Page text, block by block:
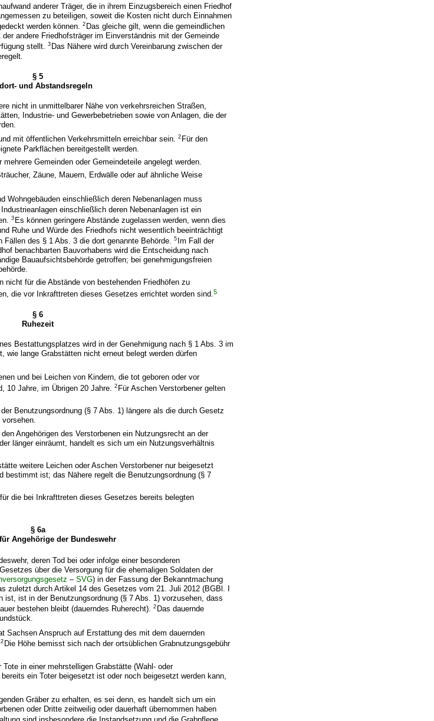
anderer Träger, die in ihrem Einzugsbereich einen Friedhof
zu beteiligen, soweit die Kosten nicht durch Einnahmen
werden können.2 Das gleiche gilt, wenn die gemeindlichen
andere Friedhofsträger im Einverständnis mit der Gemeinde
stellt.3 Das Nähere wird durch Vereinbarung zwischen der
§ 5
und Abstandsregeln
nicht in unmittelbarer Nähe von verkehrsreichen Straßen,
Industrie- und Gewerbebetrieben sowie von Anlagen, die der
mit öffentlichen Verkehrsmitteln erreichbar sein.2 Für den
Parkflächen bereitgestellt werden.
Gemeinden oder Gemeindeteile angelegt werden.
Zäune, Mauern, Erdwälle oder auf ähnliche Weise
Wohngebäuden einschließlich deren Nebenanlagen muss
einschließlich deren Nebenanlagen ist ein
3 Es können geringere Abstände zugelassen werden, wenn dies
Ruhe und Würde des Friedhofs nicht wesentlich beeinträchtigt
Fällen des § 1 Abs. 3 die dort genannte Behörde.5 Im Fall der
benachbarten Bauvorhabens wird die Entscheidung nach
Bauaufsichtsbehörde getroffen; bei genehmigungsfreien
nicht für die Abstände von bestehenden Friedhöfen zu
die vor Inkrafttreten dieses Gesetzes errichtet worden sind.5
§ 6
Ruhezeit
Bestattungsplatzes wird in der Genehmigung nach § 1 Abs. 3 im
wie lange Grabstätten nicht erneut belegt werden dürfen
und bei Leichen von Kindern, die tot geboren oder vor
10 Jahre, im Übrigen 20 Jahre.2 Für Aschen Verstorbener gelten
Benutzungsordnung (§ 7 Abs. 1) längere als die durch Gesetz
vorsehen.
Angehörigen des Verstorbenen ein Nutzungsrecht an der
länger einräumt, handelt es sich um ein Nutzungsverhältnis
weitere Leichen oder Aschen Verstorbener nur beigesetzt
bestimmt ist; das Nähere regelt die Benutzungsordnung (§ 7
die bei Inkrafttreten dieses Gesetzes bereits belegten
§ 6a
Angehörige der Bundeswehr
deren Tod bei oder infolge einer besonderen
über die Versorgung für die ehemaligen Soldaten der
–SVG) in der Fassung der Bekanntmachung
zuletzt durch Artikel 14 des Gesetzes vom 21. Juli 2012 (BGBl. I
ist, ist in der Benutzungsordnung (§ 7 Abs. 1) vorzusehen, dass
bestehen bleibt (dauerndes Ruherecht).2 Das dauernde
Sachsen Anspruch auf Erstattung des mit dem dauernden
2 Die Höhe bemisst sich nach der ortsüblichen Grabnutzungsgebühr
in einer mehrstelligen Grabstätte (Wahl- oder
ein Toter beigesetzt ist oder noch beigesetzt werden kann,
Gräber zu erhalten, es sei denn, es handelt sich um ein
oder Dritte zeitweilig oder dauerhaft übernommen haben